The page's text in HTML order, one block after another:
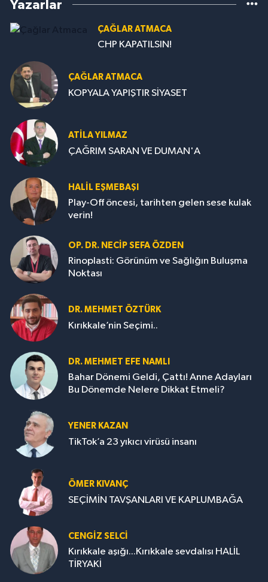
Yazarlar
ÇAĞLAR ATMACA
CHP KAPATILSIN!
ÇAĞLAR ATMACA
KOPYALA YAPIŞTIR SİYASET
ATILA YILMAZ
ÇAĞRIM SARAN VE DUMAN'A
HALIL EŞMEBAŞI
Play-Off öncesi, tarihten gelen sese kulak
verin!
OP. DR. NECIP SEFA ÖZDEN
Rinoplasti: Görünüm ve Sağlığın Buluşma
Noktası
DR. MEHMET ÖZTÜRK
Kırıkkale’nin Seçimi..
DR. MEHMET EFE NAMLI
Bahar Dönemi Geldi, Çattı! Anne Adayları
Bu Dönemde Nelere Dikkat Etmeli?
YENER KAZAN
TikTok’a 23 yıkıcı virüsü insanı
ÖMER KIVANÇ
SEÇİMİN TAVŞANLARI VE KAPLUMBAĞA
CENGİZ SELCİ
Kırıkkale aşığı...Kırıkkale sevdalısı HALİL
TİRYAKİ